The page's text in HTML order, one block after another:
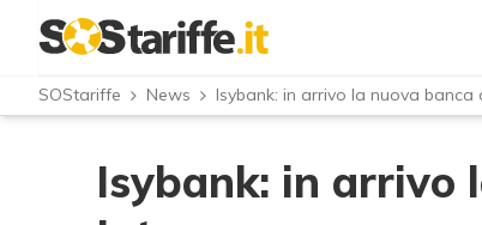
SOStariffe News Isybank: in arrivo la nuova banca
Isybank: in arrivo